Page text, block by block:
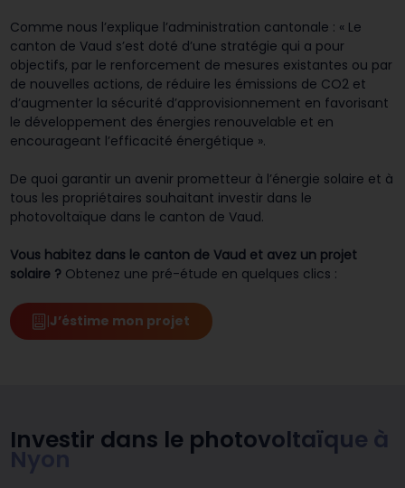
Comme nous l’explique l’administration cantonale : « Le
canton de Vaud s’est doté d’une stratégie qui a pour
objectifs, par le renforcement de mesures existantes ou par
de nouvelles actions, de réduire les émissions de CO2 et
d’augmenter la sécurité d’approvisionnement en favorisant
le développement des énergies renouvelable et en
encourageant l’efficacité énergétique ».
De quoi garantir un avenir prometteur à l’énergie solaire et à
tous les propriétaires souhaitant investir dans le
photovoltaïque dans le canton de Vaud.
Vous habitez dans le canton de Vaud et avez un projet
solaire ? Obtenez une pré-étude en quelques clics :
|J’éstime mon projet
Investir dans le photovoltaïque à
Nyon